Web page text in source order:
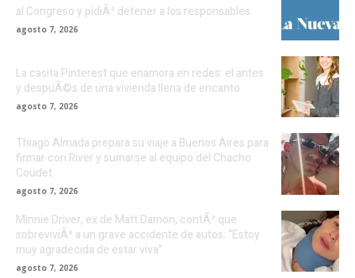
al Congreso y pidiÃ³ detener a los responsables
agosto 7, 2026
La casita Pinterest que enamora en redes: el antes
y despuÃ©s de una vivienda llena de encanto
agosto 7, 2026
Thiago Almada prepara su viaje a Buenos Aires para
firmar con River y sumarse al equipo del Chacho
Coudet
agosto 7, 2026
Minnie Driver, ex de Matt Damon, contÃ³ que
sobreviviÃ³ a un grave accidente de autos: “Estoy
muy agradecida de estar viva”
agosto 7, 2026